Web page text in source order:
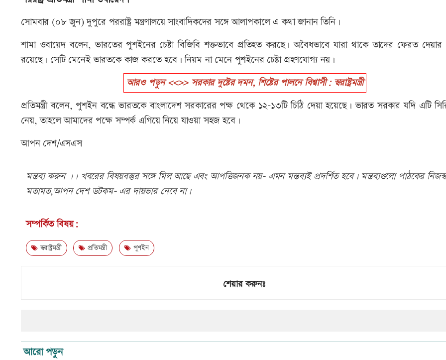
সোমবার (০৮ জুন) দুপুরে পররাষ্ট্র মন্ত্রণালয়ে সাংবাদিকদের সঙ্গে আলাপকালে এ কথা জানান তিনি।
শামা ওবায়েদ বলেন, ভারতের পুশইনের চেষ্টা বিজিবি শক্তভাবে প্রতিহত করছে। অবৈধভাবে যারা থাকে তাদের ফেরত দেয়ার
রয়েছে। সেটি মেনেই ভারতকে কাজ করতে হবে। নিয়ম না মেনে পুশইনের চেষ্টা গ্রহণযোগ্য নয়।
আরও পড়ুন <<>> সরকার দুষ্টের দমন, শিষ্টের পালনে বিশ্বাসী: স্বরাষ্ট্রমন্ত্রী
প্রতিমন্ত্রী বলেন, পুশইন বন্ধে ভারতকে বাংলাদেশ সরকারের পক্ষ থেকে ১২-১৩টি চিঠি দেয়া হয়েছে। ভারত সরকার যদি এটি
নেয়, তাহলে আমাদের পক্ষে সম্পর্ক এগিয়ে নিয়ে যাওয়া সহজ হবে।
আপন দেশ/এসএস
মন্তব্য করুন ।। খবরের বিষয়বস্তুর সঙ্গে মিল আছে এবং আপত্তিজনক নয়- এমন মন্তব্যই প্রদর্শিত হবে। মন্তব্যগুলো পাঠকের নিজস্ব
মতামত,আপন দেশ ডটকম- এর দায়ভার নেবে না।
সম্পর্কিত বিষয়:
স্বরাষ্ট্রমন্ত্রী প্রতিমন্ত্রী পুশইন
শেয়ার করুনঃ
আরো পড়ুন